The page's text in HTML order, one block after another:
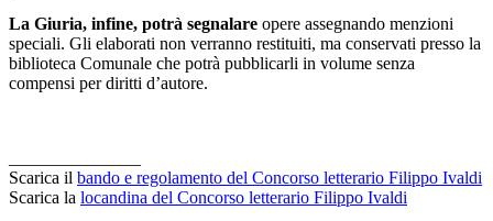
La Giuria, infine, potrà segnalare opere assegnando menzioni
speciali. Gli elaborati non verranno restituiti, ma conservati presso la
biblioteca Comunale che potrà pubblicarli in volume senza
compensi per diritti d’autore.
Scarica il bando e regolamento del Concorso letterario Filippo Ivaldi
Scarica la locandina del Concorso letterario Filippo Ivaldi